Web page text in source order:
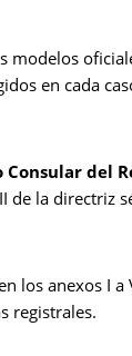
en cada
Consular del
de la directriz
los anexos I a
registrales.